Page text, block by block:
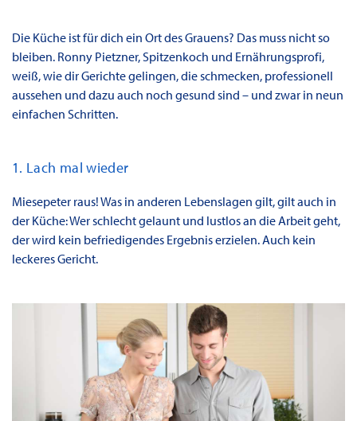
Die Küche ist für dich ein Ort des Grauens? Das muss nicht so
bleiben. Ronny Pietzner, Spitzenkoch und Ernährungsprofi,
weiß, wie dir Gerichte gelingen, die schmecken, professionell
aussehen und dazu auch noch gesund sind – und zwar in neun
einfachen Schritten.
1. Lach mal wieder
Miesepeter raus! Was in anderen Lebenslagen gilt, gilt auch in
der Küche: Wer schlecht gelaunt und lustlos an die Arbeit geht,
der wird kein befriedigendes Ergebnis erzielen. Auch kein
leckeres Gericht.